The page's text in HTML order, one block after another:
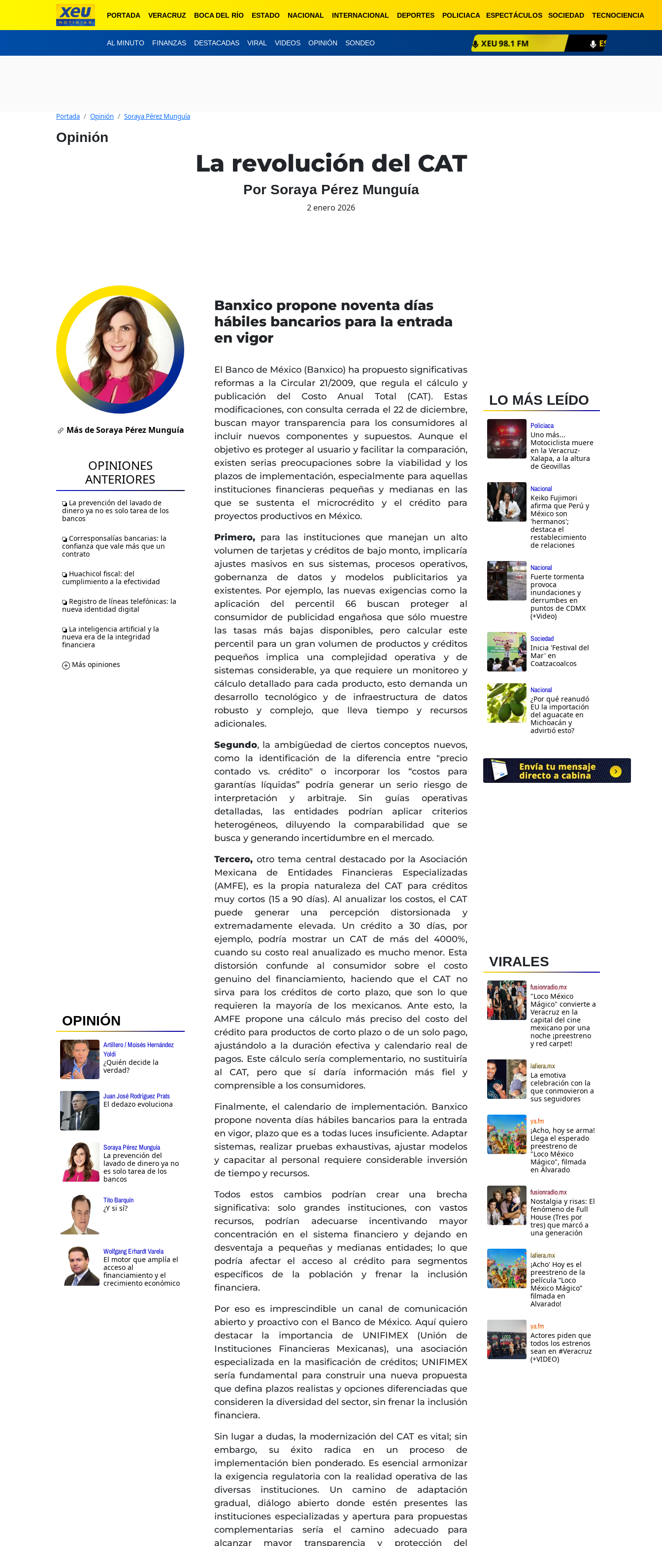
PORTADA VERACRUZ BOCA DEL RÍO ESTADO NACIONAL INTERNACIONAL DEPORTES POLICIACA ESPECTÁCULOS SOCIEDAD TECNOCIENCIA
AL MINUTO FINANZAS DESTACADAS VIRAL VIDEOS OPINIÓN SONDEO ESCUCHA EN VIVO
Portada Opinión Soraya Pérez Munguía
Opinión
La revolución del CAT
Por Soraya Pérez Munguía
2 enero 2026
Más de Soraya Pérez Munguía
OPINIONES
ANTERIORES
La prevención del lavado de
dinero ya no es solo tarea de los
bancos
Corresponsalías bancarias: la
confianza que vale más que un
contrato
Huachicol fiscal: del
cumplimiento a la efectividad
Registro de líneas telefónicas: la
nueva identidad digital
La inteligencia artificial y la
nueva era de la integridad
financiera
Más opiniones
OPINIÓN
Artillero / Moisés Hernández
Yoldi
¿Quién decide la
verdad?
Juan José Rodríguez Prats
El dedazo evoluciona
Soraya Pérez Munguía
La prevención del
lavado de dinero ya no
es solo tarea de los
bancos
Tito Barquín
¿Y si sí?
Wolfgang Erhardt Varela
El motor que amplía el
acceso al
financiamiento y el
crecimiento económico
Banxico propone noventa días
hábiles bancarios para la entrada
en vigor
El Banco de México (Banxico) ha propuesto significativas
reformas a la Circular 21/2009, que regula el cálculo y
publicación del Costo Anual Total (CAT). Estas
modificaciones, con consulta cerrada el 22 de diciembre,
buscan mayor transparencia para los consumidores al
incluir nuevos componentes y supuestos. Aunque el
objetivo es proteger al usuario y facilitar la comparación,
existen serias preocupaciones sobre la viabilidad y los
plazos de implementación, especialmente para aquellas
instituciones financieras pequeñas y medianas en las
que se sustenta el microcrédito y el crédito para
proyectos productivos en México.
Primero,para las instituciones que manejan un alto
volumen de tarjetas y créditos de bajo monto, implicaría
ajustes masivos en sus sistemas, procesos operativos,
gobernanza de datos y modelos publicitarios ya
existentes. Por ejemplo, las nuevas exigencias como la
aplicación del percentil 66 buscan proteger al
consumidor de publicidad engañosa que sólo muestre
las tasas más bajas disponibles, pero calcular este
percentil para un gran volumen de productos y créditos
pequeños implica una complejidad operativa y de
sistemas considerable, ya que requiere un monitoreo y
cálculo detallado para cada producto, esto demanda un
desarrollo tecnológico y de infraestructura de datos
robusto y complejo, que lleva tiempo y recursos
adicionales.
Segundo, la ambigüedad de ciertos conceptos nuevos,
como la identificación de la diferencia entre "precio
contado vs. crédito" o incorporar los “costos para
garantías líquidas” podría generar un serio riesgo de
interpretación y arbitraje. Sin guías operativas
detalladas, las entidades podrían aplicar criterios
heterogéneos, diluyendo la comparabilidad que se
busca y generando incertidumbre en el mercado.
Tercero,otro tema central destacado por la Asociación
Mexicana de Entidades Financieras Especializadas
(AMFE), es la propia naturaleza del CAT para créditos
muy cortos (15 a 90 días). Al anualizar los costos, el CAT
puede generar una percepción distorsionada y
extremadamente elevada. Un crédito a 30 días, por
ejemplo, podría mostrar un CAT de más del 4000%,
cuando su costo real anualizado es mucho menor. Esta
distorsión confunde al consumidor sobre el costo
genuino del financiamiento, haciendo que el CAT no
sirva para los créditos de corto plazo, que son lo que
requieren la mayoría de los mexicanos. Ante esto, la
AMFE propone una cálculo más preciso del costo del
crédito para productos de corto plazo o de un solo pago,
ajustándolo a la duración efectiva y calendario real de
pagos. Este cálculo sería complementario, no sustituiría
al CAT, pero que sí daría información más fiel y
comprensible a los consumidores.
Finalmente, el calendario de implementación. Banxico
propone noventa días hábiles bancarios para la entrada
en vigor, plazo que es a todas luces insuficiente. Adaptar
sistemas, realizar pruebas exhaustivas, ajustar modelos
y capacitar al personal requiere considerable inversión
de tiempo y recursos.
Todos estos cambios podrían crear una brecha
significativa: solo grandes instituciones, con vastos
recursos, podrían adecuarse incentivando mayor
concentración en el sistema financiero y dejando en
desventaja a pequeñas y medianas entidades; lo que
podría afectar el acceso al crédito para segmentos
específicos de la población y frenar la inclusión
financiera.
Por eso es imprescindible un canal de comunicación
abierto y proactivo con el Banco de México. Aquí quiero
destacar la importancia de UNIFIMEX (Unión de
Instituciones Financieras Mexicanas), una asociación
especializada en la masificación de créditos; UNIFIMEX
sería fundamental para construir una nueva propuesta
que defina plazos realistas y opciones diferenciadas que
consideren la diversidad del sector, sin frenar la inclusión
financiera.
Sin lugar a dudas, la modernización del CAT es vital; sin
embargo, su éxito radica en un proceso de
implementación bien ponderado. Es esencial armonizar
la exigencia regulatoria con la realidad operativa de las
diversas instituciones. Un camino de adaptación
gradual, diálogo abierto donde estén presentes las
instituciones especializadas y apertura para propuestas
complementarias sería el camino adecuado para
alcanzar mayor transparencia y protección del
LO MÁS LEÍDO
Policiaca
Uno más...
Motociclista muere
en la Veracruz-
Xalapa, a la altura
de Geovillas
Nacional
Keiko Fujimori
afirma que Perú y
México son
'hermanos';
destaca el
restablecimiento
de relaciones
Nacional
Fuerte tormenta
provoca
inundaciones y
derrumbes en
puntos de CDMX
(+Video)
Sociedad
Inicia 'Festival del
Mar' en
Coatzacoalcos
Nacional
¿Por qué reanudó
EU la importación
del aguacate en
Michoacán y
advirtió esto?
VIRALES
fusionradio.mx
"Loco México
Mágico" convierte a
Veracruz en la
capital del cine
mexicano por una
noche ¡preestreno
y red carpet!
lafiera.mx
La emotiva
celebración con la
que conmovieron a
sus seguidores
ya.fm
¡Acho, hoy se arma!
Llega el esperado
preestreno de
"Loco México
Mágico", filmada
en Alvarado
fusionradio.mx
Nostalgia y risas: El
fenómeno de Full
House (Tres por
tres) que marcó a
una generación
lafiera.mx
¡Acho' Hoy es el
preestreno de la
película “Loco
México Mágico”
filmada en
Alvarado!
ya.fm
Actores piden que
todos los estrenos
sean en #Veracruz
(+VIDEO)